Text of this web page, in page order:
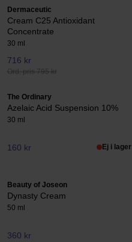
Dermaceutic
Cream C25 Antioxidant
Concentrate
30 ml
716 kr
Ord. pris 795 kr
The Ordinary
Azelaic Acid Suspension 10%
30 ml
160 kr Ej i lager
Beauty of Joseon
Dynasty Cream
50 ml
360 kr